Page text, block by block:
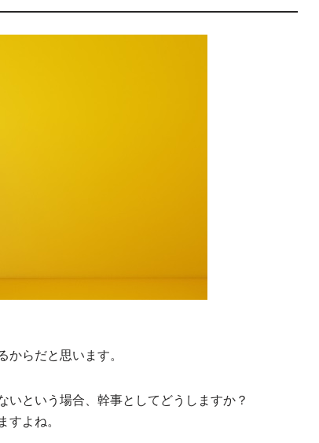
らだと思います。
という場合、幹事としてどうしますか？
すよね。